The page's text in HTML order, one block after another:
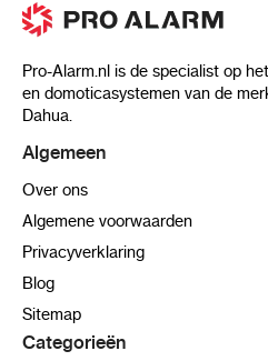
Pro-Alarm.nl is de specialist op
en domoticasystemen van de
Dahua.
Algemeen
Over ons
Algemene voorwaarden
Privacyverklaring
Blog
Sitemap
Categorieën